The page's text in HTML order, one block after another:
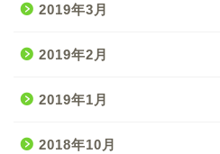
2019年3月
2019年2月
2019年1月
2018年10月